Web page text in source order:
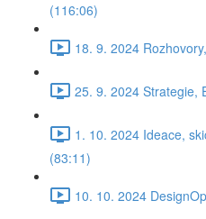
(116:06)
18. 9. 2024
25. 9. 2024 Strategie,
1. 10. 2024 Ideace,
(83:11)
10. 10. 2024